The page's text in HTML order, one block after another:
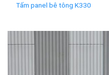
Tấm panel bê tông K330